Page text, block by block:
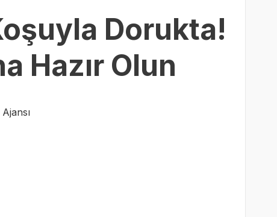
Dorukta!
Hazır Olun